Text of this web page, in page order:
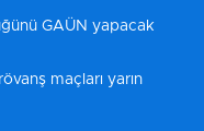
GAÜN yapacak
maçları yarın